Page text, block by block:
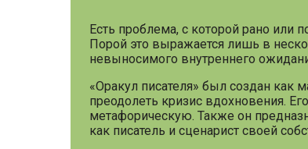
Есть проблема, с которой рано или
Порой это выражается лишь в
невыносимого внутреннего
«Оракул писателя» был создан как
преодолеть кризис вдохновения.
метафорическую. Также он
как писатель и сценарист своей